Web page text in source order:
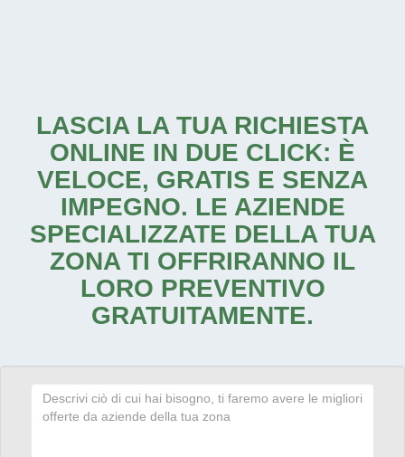
LASCIA LA TUA RICHIESTA
ONLINE IN DUE CLICK: È
VELOCE, GRATIS E SENZA
IMPEGNO. LE AZIENDE
SPECIALIZZATE DELLA TUA
ZONA TI OFFRIRANNO IL
LORO PREVENTIVO
GRATUITAMENTE.